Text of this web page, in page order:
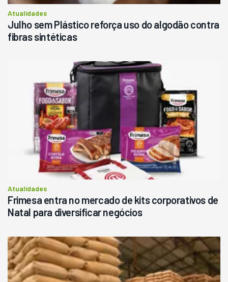
Atualidades
Julho sem Plástico reforça uso do algodão contra
fibras sintéticas
Atualidades
Frimesa entra no mercado de kits corporativos de
Natal para diversificar negócios